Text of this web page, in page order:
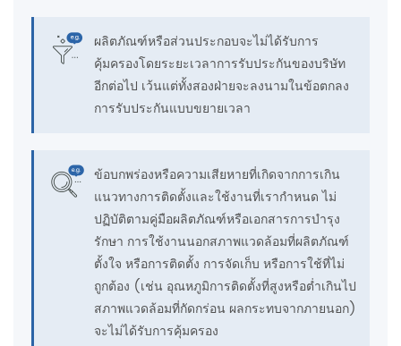
ผลิตภัณฑ์หรือส่วนประกอบจะไม่ได้รับการ
คุ้มครองโดยระยะเวลาการรับประกันของบริษัท
อีกต่อไป เว้นแต่ทั้งสองฝ่ายจะลงนามในข้อตกลง
การรับประกันแบบขยายเวลา
ข้อบกพร่องหรือความเสียหายที่เกิดจากการเกิน
แนวทางการติดตั้งและใช้งานที่เรากำหนด ไม่
ปฏิบัติตามคู่มือผลิตภัณฑ์หรือเอกสารการบำรุง
รักษา การใช้งานนอกสภาพแวดล้อมที่ผลิตภัณฑ์
ตั้งใจ หรือการติดตั้ง การจัดเก็บ หรือการใช้ที่ไม่
ถูกต้อง (เช่น อุณหภูมิการติดตั้งที่สูงหรือต่ำเกินไป
สภาพแวดล้อมที่กัดกร่อน ผลกระทบจากภายนอก)
จะไม่ได้รับการคุ้มครอง